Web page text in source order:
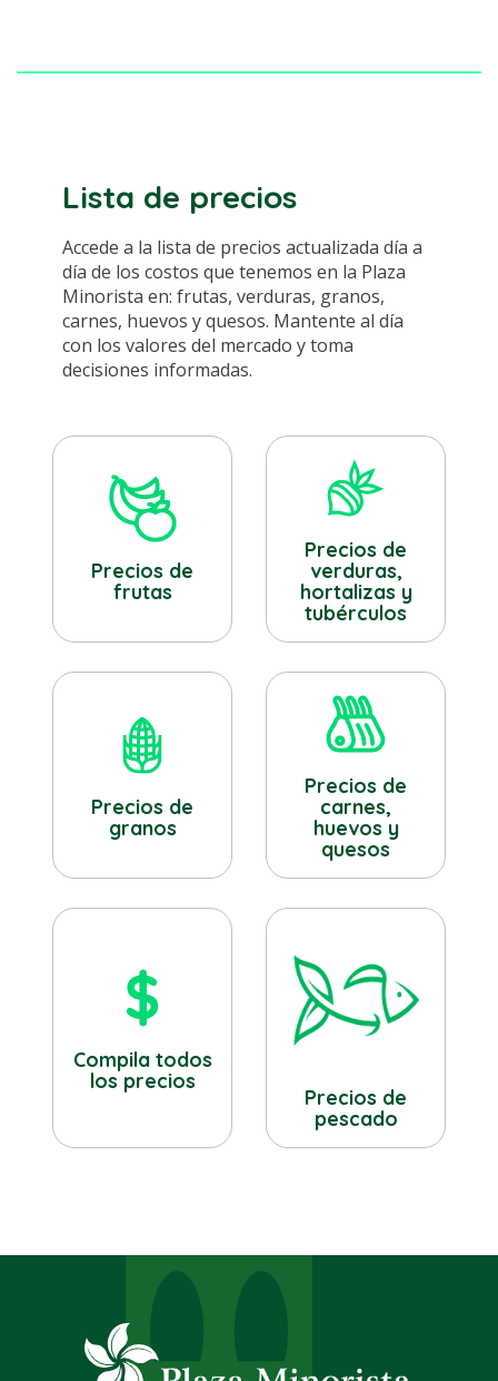
Lista de precios
Accede a la lista de precios actualizada día a
día de los costos que tenemos en la Plaza
Minorista en: frutas, verduras, granos,
carnes, huevos y quesos. Mantente al día
con los valores del mercado y toma
decisiones informadas.
Precios de
frutas
Precios de
verduras,
hortalizas y
tubérculos
Precios de
granos
Precios de
carnes,
huevos y
quesos
Compila todos
los precios
Precios de
pescado